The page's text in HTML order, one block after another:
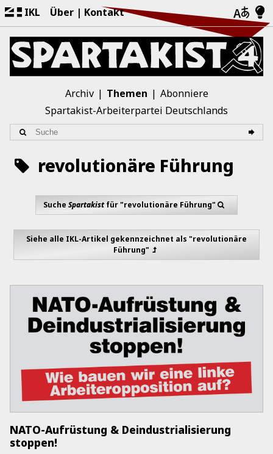
IKL Über Kontakt
Archiv Themen
Abonniere
Spartakist-Arbeiterpartei Deutschlands
revolutionäre Führung
SucheSpartakistfür "revolutionäre Führung"
Siehe alle IKL-Artikel gekennzeichnet als "revolutionäre
Führung"
NATO-Aufrüstung & Deindustrialisierung
stoppen!